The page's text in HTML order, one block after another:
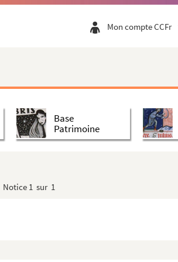
Mon compte CCFr
Base
Patrimoine
Notice 1 sur 1